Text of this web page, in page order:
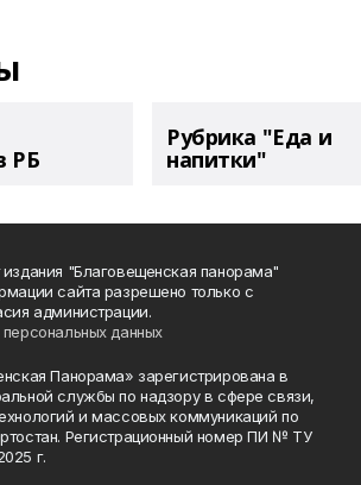
РБ
Рубрика "Еда и
напитки"
"Благовещенская панорама"
сайта разрешено только с
администрации.
данных
Панорама» зарегистрирована в
службы по надзору в сфере связи,
и массовых коммуникаций по
Регистрационный номер ПИ № ТУ
г.